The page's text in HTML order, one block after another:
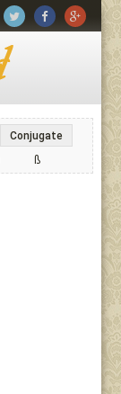
Conjugate
ß